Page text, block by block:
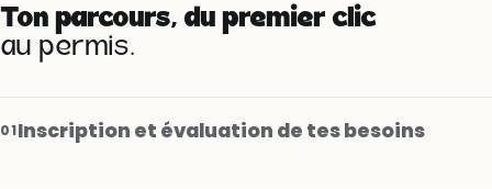
Ton parcours, du premier clic
au permis.
01Inscription et évaluation de tes besoins